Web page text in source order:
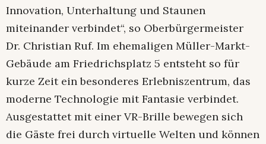
Innovation, Unterhaltung und Staunen
miteinander verbindet“, so Oberbürgermeister
Dr. Christian Ruf. Im ehemaligen Müller-Markt-
Gebäude am Friedrichsplatz 5 entsteht so für
kurze Zeit ein besonderes Erlebniszentrum, das
moderne Technologie mit Fantasie verbindet.
Ausgestattet mit einer VR-Brille bewegen sich
die Gäste frei durch virtuelle Welten und können